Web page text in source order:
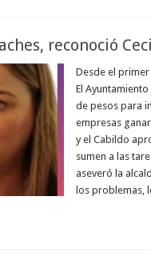
reconoció
Desde el
El
de pesos para
empresas
y el Cabildo
sumen a las
aseveró la
los problemas,